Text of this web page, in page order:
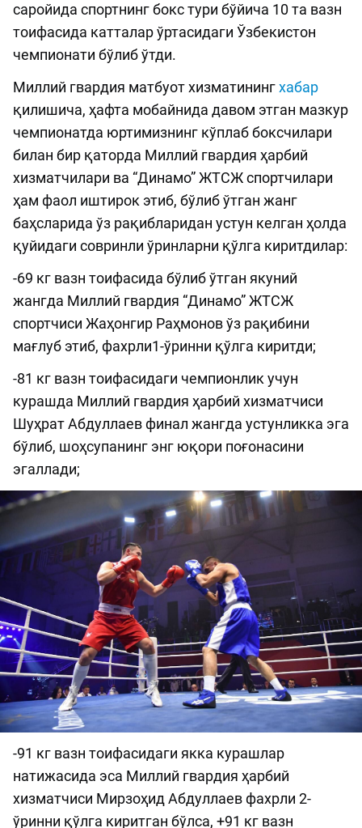
саройида спортнинг бокс тури бўйича 10 та вазн
тоифасида катталар ўртасидаги Ўзбекистон
чемпионати бўлиб ўтди.
Миллий гвардия матбуот хизматинингхабар
қилишича, ҳафта мобайнида давом этган мазкур
чемпионатда юртимизнинг кўплаб боксчилари
билан бир қаторда Миллий гвардия ҳарбий
хизматчилари ва “Динамо” ЖТСЖ спортчилари
ҳам фаол иштирок этиб, бўлиб ўтган жанг
баҳсларида ўз рақибларидан устун келган ҳолда
қуйидаги совринли ўринларни қўлга киритдилар:
-69 кг вазн тоифасида бўлиб ўтган якуний
жангда Миллий гвардия “Динамо” ЖТСЖ
спортчиси Жаҳонгир Раҳмонов ўз рақибини
мағлуб этиб, фахрли1-ўринни қўлга киритди;
-81 кг вазн тоифасидаги чемпионлик учун
курашда Миллий гвардия ҳарбий хизматчиси
Шуҳрат Абдуллаев финал жангда устунликка эга
бўлиб, шоҳсупанинг энг юқори поғонасини
эгаллади;
-91 кг вазн тоифасидаги якка курашлар
натижасида эса Миллий гвардия ҳарбий
хизматчиси Мирзоҳид Абдуллаев фахрли 2-
ўринни қўлга киритган бўлса, +91 кг вазн